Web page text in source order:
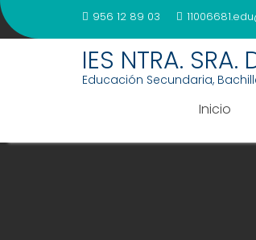
Saltar
al
956 12 89 03
IES NTRA. SRA.
Educación Secundaria,
Inicio